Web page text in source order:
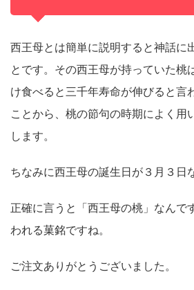
西王母とは簡単に説明すると神話に
とです。その西王母が持っていた桃
け食べると三千年寿命が伸びると言
ことから、桃の節句の時期によく用
します。
ちなみに西王母の誕生日が３月３日
正確に言うと「西王母の桃」なんで
われる菓銘ですね。
ご注文ありがとうございました。